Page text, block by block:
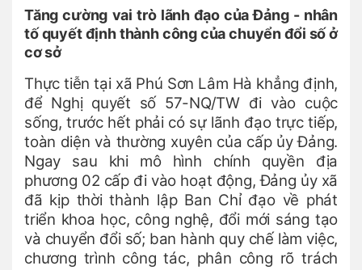
Tăng cường vai trò lãnh đạo của Đảng - nhân
tố quyết định thành công của chuyển đổi số ở
cơ sở
Thực tiễn tại xã Phú Sơn Lâm Hà khẳng định,
để Nghị quyết số 57-NQ/TW đi vào cuộc
sống, trước hết phải có sự lãnh đạo trực tiếp,
toàn diện và thường xuyên của cấp ủy Đảng.
Ngay sau khi mô hình chính quyền địa
phương 02 cấp đi vào hoạt động, Đảng ủy xã
đã kịp thời thành lập Ban Chỉ đạo về phát
triển khoa học, công nghệ, đổi mới sáng tạo
và chuyển đổi số; ban hành quy chế làm việc,
chương trình công tác, phân công rõ trách